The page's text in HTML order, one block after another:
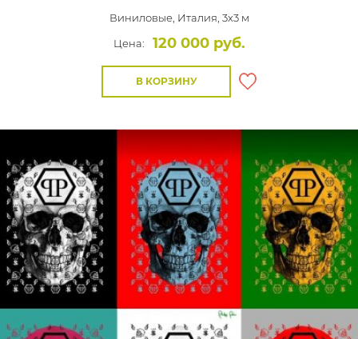
Виниловые, Италия, 3x3 м
Цена:
120 000 руб.
В КОРЗИНУ